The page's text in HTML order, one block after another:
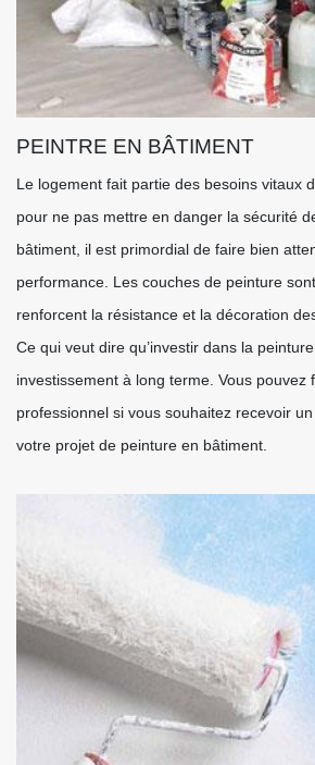
PEINTRE EN BÂTIMENT
Le logement fait partie des besoins vitaux
pour ne pas mettre en danger la sécurité
bâtiment, il est primordial de faire bien
performance. Les couches de peinture
renforcent la résistance et la décoration
Ce qui veut dire qu’investir dans la
investissement à long terme. Vous pouvez
professionnel si vous souhaitez recevoir
votre projet de peinture en bâtiment.